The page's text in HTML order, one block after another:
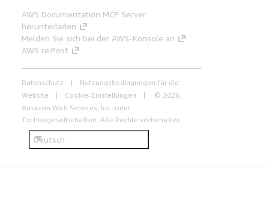
AWS Documentation MCP Server
herunterladen
Melden Sie sich bei der AWS-Konsole an
AWS re:Post
Datenschutz
Nutzungsbedingungen für die
Website
Cookie-Einstellungen
© 2026,
Amazon Web Services, Inc. oder
Tochtergesellschaften. Alle Rechte vorbehalten.
Deutsch